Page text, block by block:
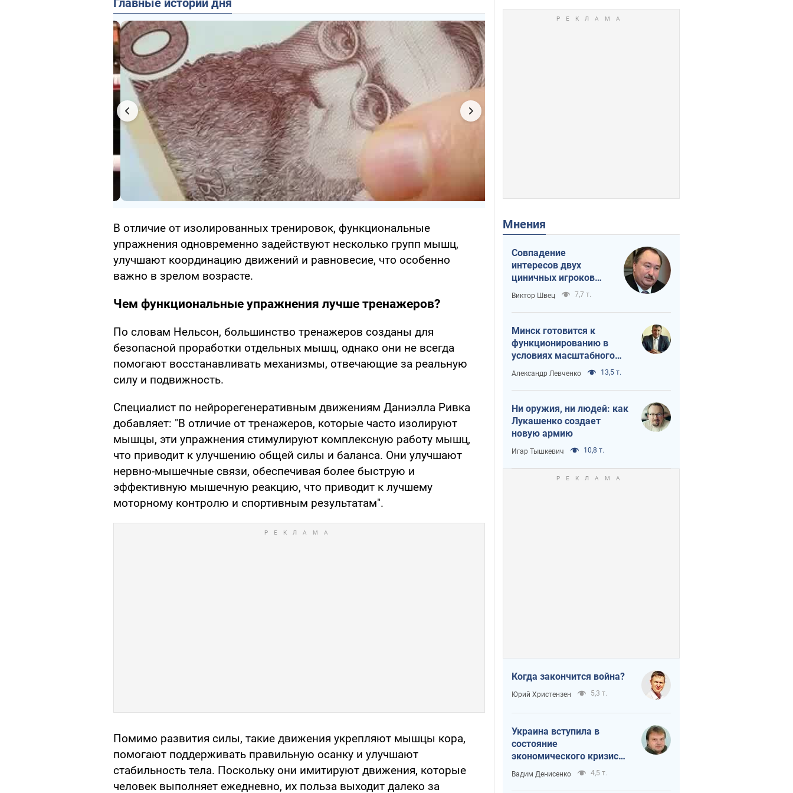
Главные истории дня
В отличие от изолированных тренировок, функциональные
упражнения одновременно задействуют несколько групп мышц,
улучшают координацию движений и равновесие, что особенно
важно в зрелом возрасте.
Чем функциональные упражнения лучше тренажеров?
По словам Нельсон, большинство тренажеров созданы для
безопасной проработки отдельных мышц, однако они не всегда
помогают восстанавливать механизмы, отвечающие за реальную
силу и подвижность.
Специалист по нейрорегенеративным движениям Даниэлла Ривка
добавляет: "В отличие от тренажеров, которые часто изолируют
мышцы, эти упражнения стимулируют комплексную работу мышц,
что приводит к улучшению общей силы и баланса. Они улучшают
нервно-мышечные связи, обеспечивая более быструю и
эффективную мышечную реакцию, что приводит к лучшему
моторному контролю и спортивным результатам".
Помимо развития силы, такие движения укрепляют мышцы кора,
помогают поддерживать правильную осанку и улучшают
стабильность тела. Поскольку они имитируют движения, которые
человек выполняет ежедневно, их польза выходит далеко за
Мнения
Совпадение
интересов двух
циничных игроков
или тайный план
Трампа и Путина?
Виктор Швец 7,7 т.
Минск готовится к
функционированию в
условиях масштабного
военного кризиса
Александр Левченко 13,5 т.
Ни оружия, ни людей: как
Лукашенко создает
новую армию
Игар Тышкевич 10,8 т.
Когда закончится война?
Юрий Христензен 5,3 т.
Украина вступила в
состояние
экономического кризиса.
Есть ли свет в конце
туннеля?
Вадим Денисенко 4,5 т.